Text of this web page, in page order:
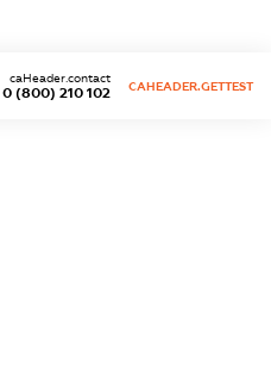
0 (800) 210 102
caHeader.contact
CAHEADER.GETTEST